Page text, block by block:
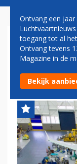
BOEING
WALL
737
Ontvang een
toegang tot al
Ontvang tevens
Magazine in de
Bekijk